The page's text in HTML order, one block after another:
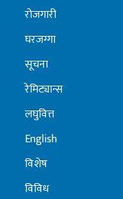
रोजगारी
घरजग्गा
सूचना
रेमिट्यान्स
लघुवित्त
English
विशेष
विविध